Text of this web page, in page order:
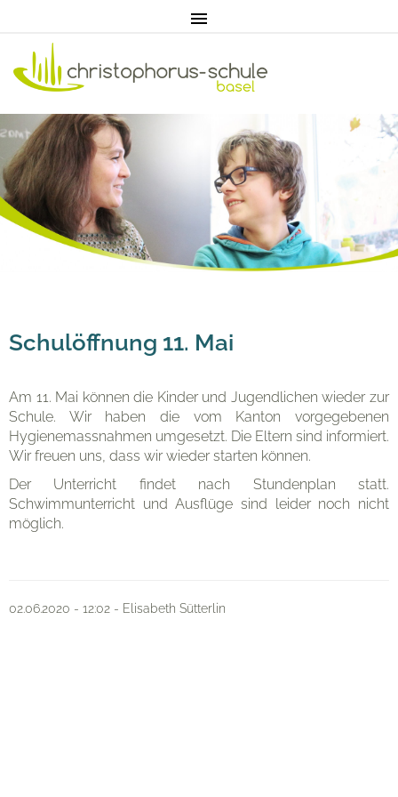
Home
Aktuell
Pädagogik
Eltern
Schulöffnung 11. Mai
Am 11. Mai können die Kinder und Jugendlichen wieder zur
Schule. Wir haben die vom Kanton vorgegebenen
Hygienemassnahmen umgesetzt. Die Eltern sind informiert.
Wir freuen uns, dass wir wieder starten können.
Der Unterricht findet nach Stundenplan statt.
Schwimmunterricht und Ausflüge sind leider noch nicht
möglich.
02.06.2020 - 12:02 - Elisabeth Sütterlin